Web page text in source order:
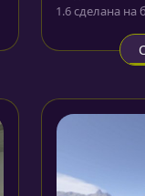
1.6 сделана на